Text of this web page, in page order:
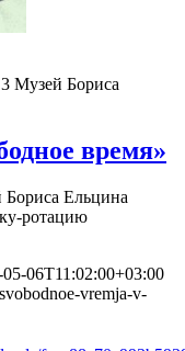
Музей Бориса
время»
Бориса Ельцина
ротацию
05-06T11:02:00+03:00
vremja-v-